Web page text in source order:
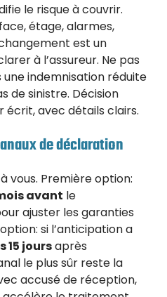
le risque à couvrir.
étage, alarmes,
est un
à l’assureur. Ne pas
une indemnisation réduite
de sinistre. Décision
avec détails clairs.
de déclaration
vous. Première option:
avant le
ajuster les garanties
si l’anticipation a
15 joursaprès
le plus sûr reste la
accusé de réception,